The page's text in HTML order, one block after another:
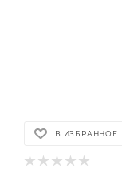
В ИЗБРАННОЕ